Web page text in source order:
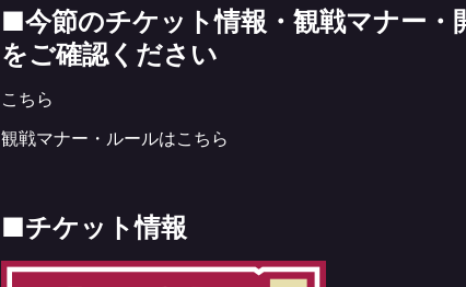
■今節のチケット情報・観戦マナー・
をご確認ください
こちら
観戦マナー・ルールはこちら
■チケット情報